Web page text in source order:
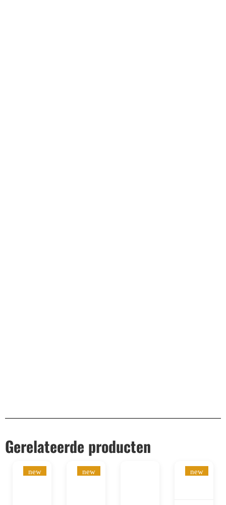
Gerelateerde producten
new new new